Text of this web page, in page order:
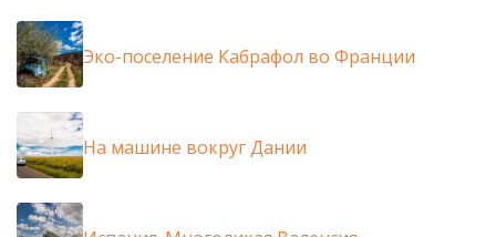
Эко-поселение Кабрафол во Франции
На машине вокруг Дании